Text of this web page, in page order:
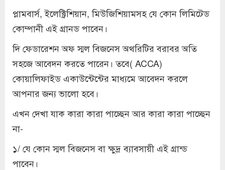
প্লামবার্স, ইলেক্ট্রিশিয়ান, মিউজিশিয়ামসহ যে কোন লিমিটেড
কোম্পানী এই গ্রানড পাবেন।
দি ফেডারেশন অফ স্মল বিজনেস অথরিটির বরাবর অতি
সহজে আবেদন করতে পারেন। তবে( ACCA)
কোয়ালিফাইড একাউন্টেন্টের মাধ্যমে আবেদন করলে
আপনার জন্য ভালো হবে।
এখন দেখা যাক কারা কারা পাচ্ছেন আর কারা কারা পাচ্ছেন
না-
১/ যে কোন স্মল বিজনেস বা ক্ষুদ্র ব্যাবসায়ী এই গ্রান্ড
পাবেন।